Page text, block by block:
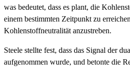
was bedeutet, dass es plant, die
einem bestimmten Zeitpunkt zu
Kohlenstoffneutralität anzustreben.
Steele stellte fest, dass das Signal der
aufgenommen wurde, und betonte die